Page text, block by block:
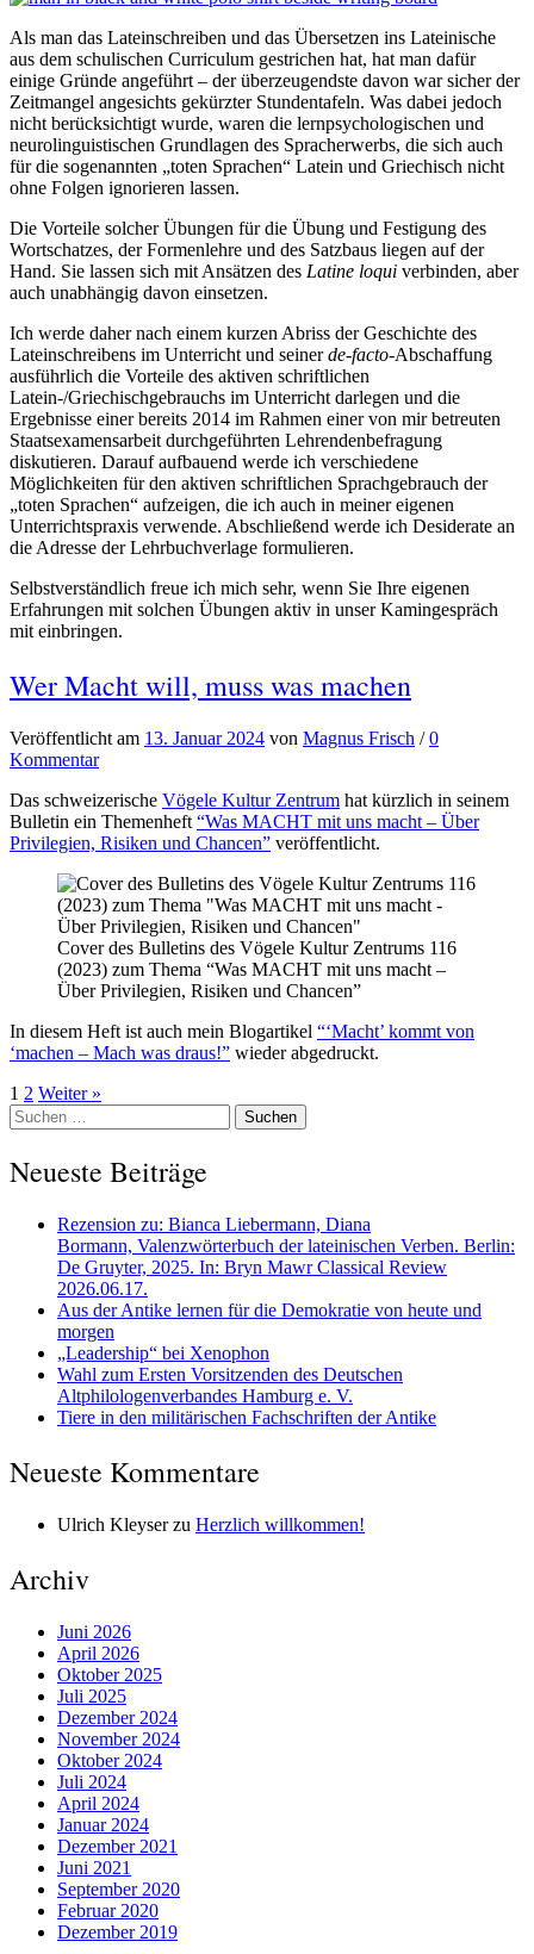
Als man das Lateinschreiben und das Übersetzen ins Lateinische
aus dem schulischen Curriculum gestrichen hat, hat man dafür
einige Gründe angeführt – der überzeugendste davon war sicher der
Zeitmangel angesichts gekürzter Stundentafeln. Was dabei jedoch
nicht berücksichtigt wurde, waren die lernpsychologischen und
neurolinguistischen Grundlagen des Spracherwerbs, die sich auch
für die sogenannten „toten Sprachen“ Latein und Griechisch nicht
ohne Folgen ignorieren lassen.
Die Vorteile solcher Übungen für die Übung und Festigung des
Wortschatzes, der Formenlehre und des Satzbaus liegen auf der
Hand. Sie lassen sich mit Ansätzen des Latine loqui verbinden, aber
auch unabhängig davon einsetzen.
Ich werde daher nach einem kurzen Abriss der Geschichte des
Lateinschreibens im Unterricht und seinerde-facto-Abschaffung
ausführlich die Vorteile des aktiven schriftlichen
Latein-/Griechischgebrauchs im Unterricht darlegen und die
Ergebnisse einer bereits 2014 im Rahmen einer von mir betreuten
Staatsexamensarbeit durchgeführten Lehrendenbefragung
diskutieren. Darauf aufbauend werde ich verschiedene
Möglichkeiten für den aktiven schriftlichen Sprachgebrauch der
„toten Sprachen“ aufzeigen, die ich auch in meiner eigenen
Unterrichtspraxis verwende. Abschließend werde ich Desiderate an
die Adresse der Lehrbuchverlage formulieren.
Selbstverständlich freue ich mich sehr, wenn Sie Ihre eigenen
Erfahrungen mit solchen Übungen aktiv in unser Kamingespräch
mit einbringen.
Wer Macht will, muss was machen
Veröffentlicht am 13. Januar 2024 von Magnus Frisch /0
Kommentar
Das schweizerische Vögele Kultur Zentrum hat kürzlich in seinem
Bulletin ein Themenheft “Was MACHT mit uns macht – Über
Privilegien, Risiken und Chancen” veröffentlicht.
Cover des Bulletins des Vögele Kultur Zentrums 116
(2023) zum Thema “Was MACHT mit uns macht –
Über Privilegien, Risiken und Chancen”
In diesem Heft ist auch mein Blogartikel “‘Macht’ kommt von
‘machen – Mach was draus!” wieder abgedruckt.
Seitennummerierung
der
Beiträge
1 2 Weiter »
Suchen
nach:
Neueste Beiträge
Rezension zu: Bianca Liebermann, Diana
Bormann, Valenzwörterbuch der lateinischen Verben. Berlin:
De Gruyter, 2025. In: Bryn Mawr Classical Review
2026.06.17.
Aus der Antike lernen für die Demokratie von heute und
morgen
„Leadership“ bei Xenophon
Wahl zum Ersten Vorsitzenden des Deutschen
Altphilologenverbandes Hamburg e. V.
Tiere in den militärischen Fachschriften der Antike
Neueste Kommentare
Ulrich Kleyserzu Herzlich willkommen!
Archiv
Juni 2026
April 2026
Oktober 2025
Juli 2025
Dezember 2024
November 2024
Oktober 2024
Juli 2024
April 2024
Januar 2024
Dezember 2021
Juni 2021
September 2020
Februar 2020
Dezember 2019